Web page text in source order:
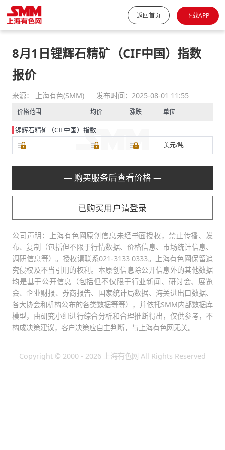
返回首页 下载APP
8月1日锂辉石精矿（CIF中国）指数
报价
来源： 上海有色(SMM) 发布时间：2025-08-01 11:55
价格范围 均价 涨跌 单位
锂辉石精矿（CIF中国）指数
美元/吨
— 购买服务后查看价格 —
已购买用户请登录
公司声明：上海有色网原创信息未经书面授权，禁止传播、发
布、复制（包括但不限于行情数据、价格信息、市场统计信息、
调研信息等）。授权请联系021-3133 0333。上海有色网保留追
究侵权及不当引用的权利。本原创信息除公开信息外的其他数据
均是基于公开信息（包括但不仅限于行业新闻、研讨会、展览
会、企业财报、券商报告、国家统计局数据、海关进出口数据、
各大协会和机构公布的各类数据等等），并依托SMM内部数据库
模型，由研究小组进行综合分析和合理推断得出，仅供参考，不
构成决策建议，客户决策应自主判断，与上海有色网无关。
Copyright © 2000 - 2026 上海有色网 All Rights Reserved